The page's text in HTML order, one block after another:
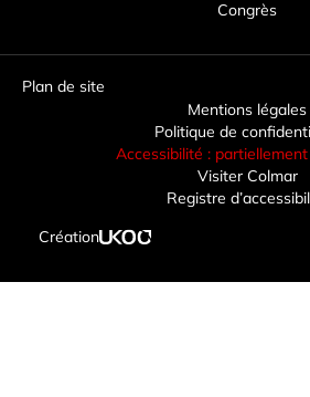
Congrès
Plan de site
Mentions légales
Politique de
Accessibilité :
Visiter Colmar
Registre
Création